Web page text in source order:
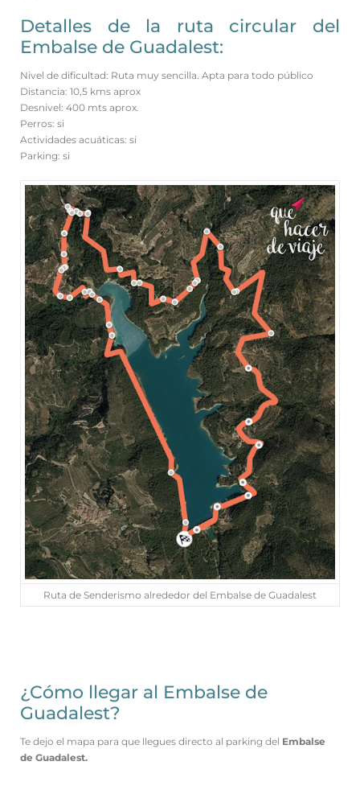
Detalles de la ruta circular del
Embalse de Guadalest:
Nivel de dificultad: Ruta muy sencilla. Apta para todo público
Distancia: 10,5 kms aprox
Desnivel: 400 mts aprox.
Perros: si
Actividades acuáticas: si
Parking: si
Ruta de Senderismo alrededor del Embalse de Guadalest
¿Cómo llegar al Embalse de
Guadalest?
Te dejo el mapa para que llegues directo al parking del Embalse
de Guadalest.